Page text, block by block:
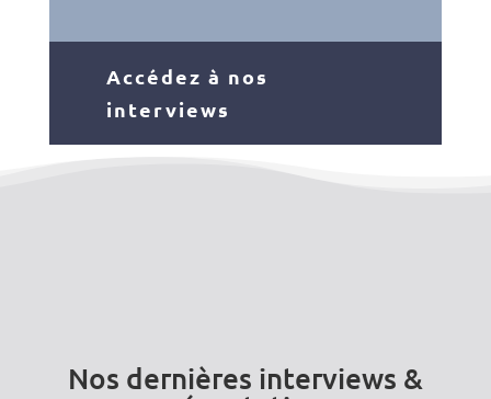
Accédez à nos
interviews
Nos dernières interviews &